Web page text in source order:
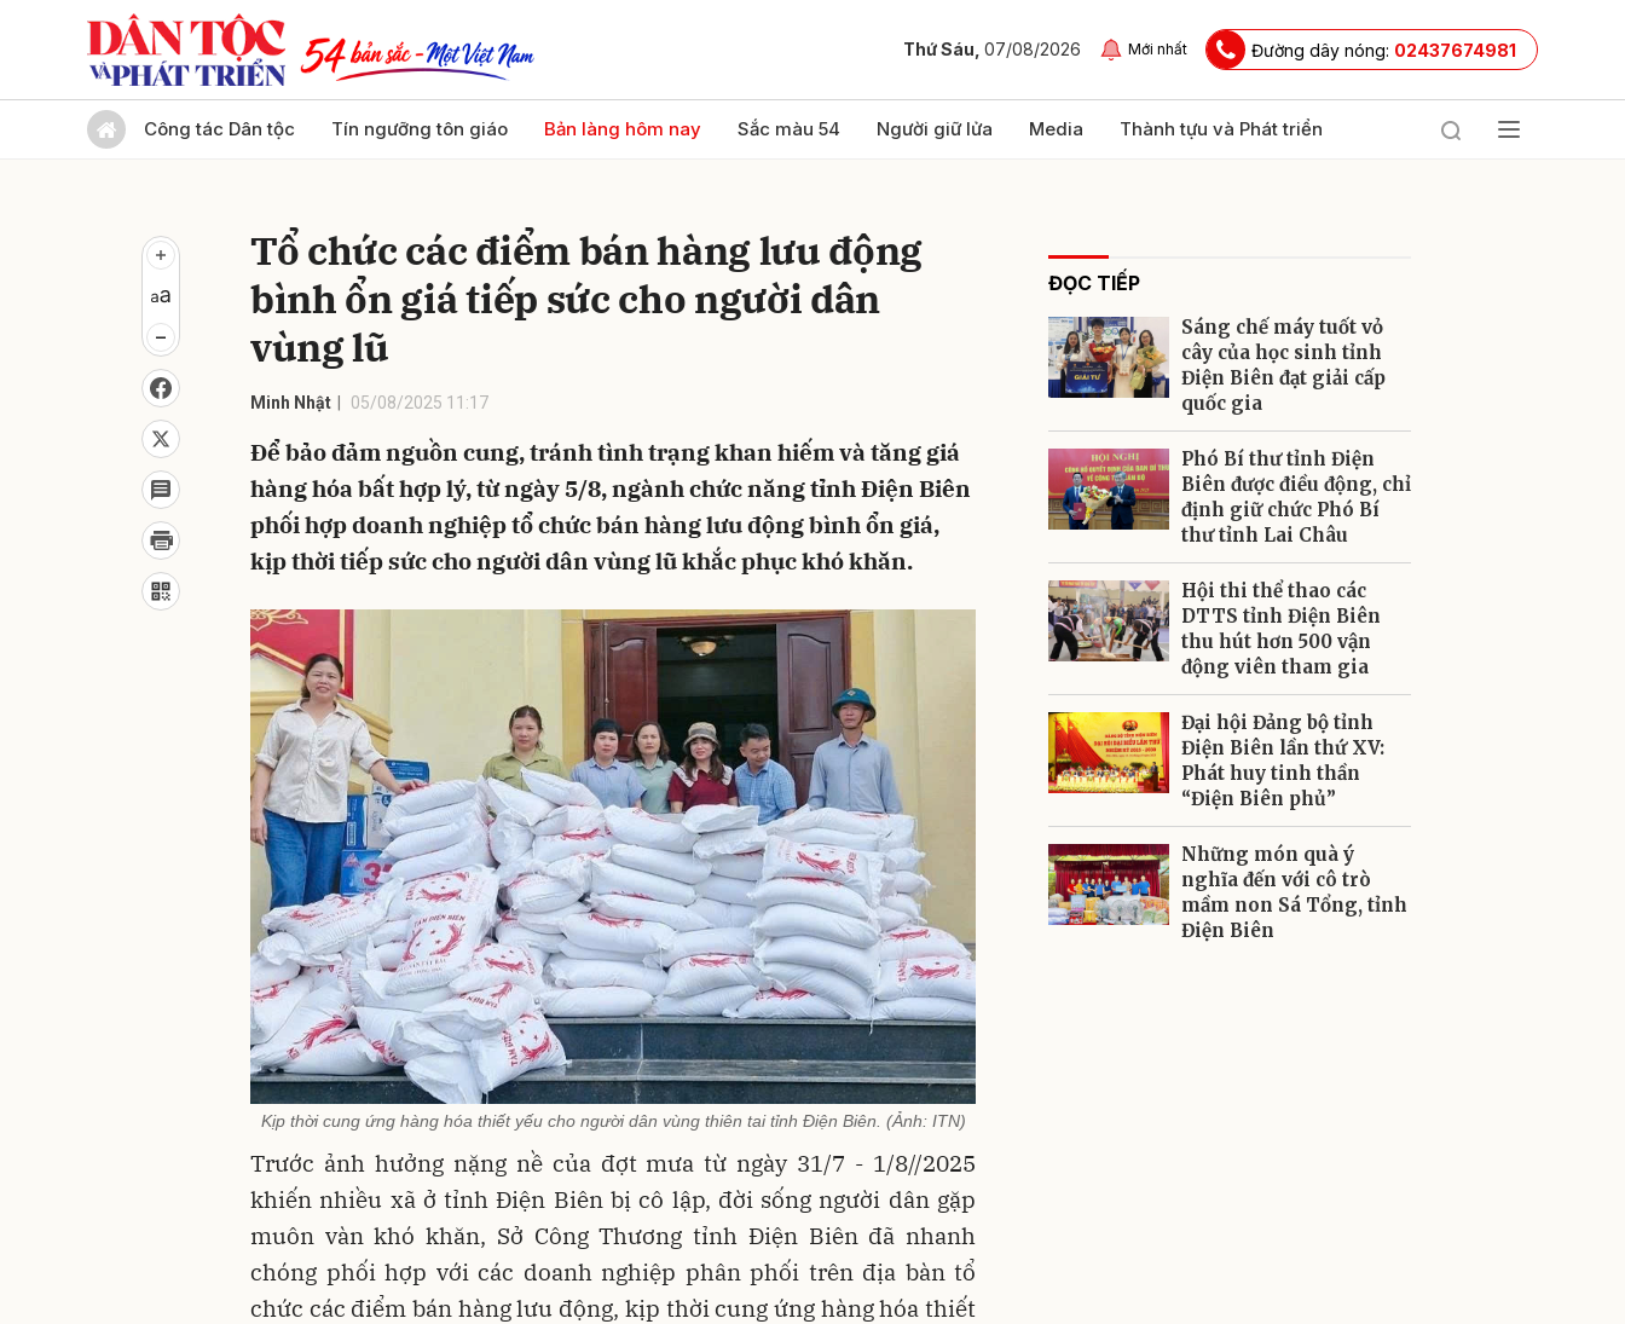
Thứ Sáu, 07/08/2026 Mới nhất Đường dây nóng: 02437674981
Công tác Dân tộc Tín ngưỡng tôn giáo Bản làng hôm nay Sắc màu 54 Người giữ lửa Media Thành tựu và Phát triển
Tổ chức các điểm bán hàng lưu động
bình ổn giá tiếp sức cho người dân
vùng lũ
Minh Nhật 05/08/2025 11:17
Để bảo đảm nguồn cung, tránh tình trạng khan hiếm và tăng giá
hàng hóa bất hợp lý, từ ngày 5/8, ngành chức năng tỉnh Điện Biên
phối hợp doanh nghiệp tổ chức bán hàng lưu động bình ổn giá,
kịp thời tiếp sức cho người dân vùng lũ khắc phục khó khăn.
Kịp thời cung ứng hàng hóa thiết yếu cho người dân vùng thiên tai tỉnh Điện Biên. (Ảnh: ITN)
Trước ảnh hưởng nặng nề của đợt mưa từ ngày 31/7 - 1/8//2025
khiến nhiều xã ở tỉnh Điện Biên bị cô lập, đời sống người dân gặp
muôn vàn khó khăn, Sở Công Thương tỉnh Điện Biên đã nhanh
chóng phối hợp với các doanh nghiệp phân phối trên địa bàn tổ
chức các điểm bán hàng lưu động, kịp thời cung ứng hàng hóa thiết
ĐỌC TIẾP
Sáng chế máy tuốt vỏ
cây của học sinh tỉnh
Điện Biên đạt giải cấp
quốc gia
Phó Bí thư tỉnh Điện
Biên được điều động, chỉ
định giữ chức Phó Bí
thư tỉnh Lai Châu
Hội thi thể thao các
DTTS tỉnh Điện Biên
thu hút hơn 500 vận
động viên tham gia
Đại hội Đảng bộ tỉnh
Điện Biên lần thứ XV:
Phát huy tinh thần
“Điện Biên phủ”
Những món quà ý
nghĩa đến với cô trò
mầm non Sá Tổng, tỉnh
Điện Biên
Gửi bình luận
Gửi